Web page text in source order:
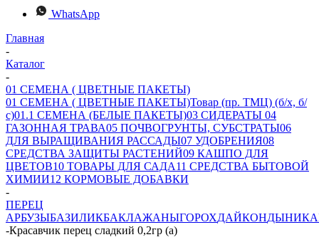
WhatsApp
Главная
-
Каталог
-
01 СЕМЕНА ( ЦВЕТНЫЕ ПАКЕТЫ)
01 СЕМЕНА ( ЦВЕТНЫЕ ПАКЕТЫ)Товар (пр. ТМЦ) (б/х, б/
с)01.1 СЕМЕНА (БЕЛЫЕ ПАКЕТЫ)03 СИДЕРАТЫ 04
ГАЗОННАЯ ТРАВА05 ПОЧВОГРУНТЫ, СУБСТРАТЫ06
ДЛЯ ВЫРАЩИВАНИЯ РАССАДЫ07 УДОБРЕНИЯ08
СРЕДСТВА ЗАЩИТЫ РАСТЕНИЙ09 КАШПО ДЛЯ
ЦВЕТОВ10 ТОВАРЫ ДЛЯ САДА11 СРЕДСТВА БЫТОВОЙ
ХИМИИ12 КОРМОВЫЕ ДОБАВКИ
-
ПЕРЕЦ
АРБУЗЫБАЗИЛИКБАКЛАЖАНЫГОРОХДАЙКОНДЫНИ
-Красавчик перец сладкий 0,2гр (а)